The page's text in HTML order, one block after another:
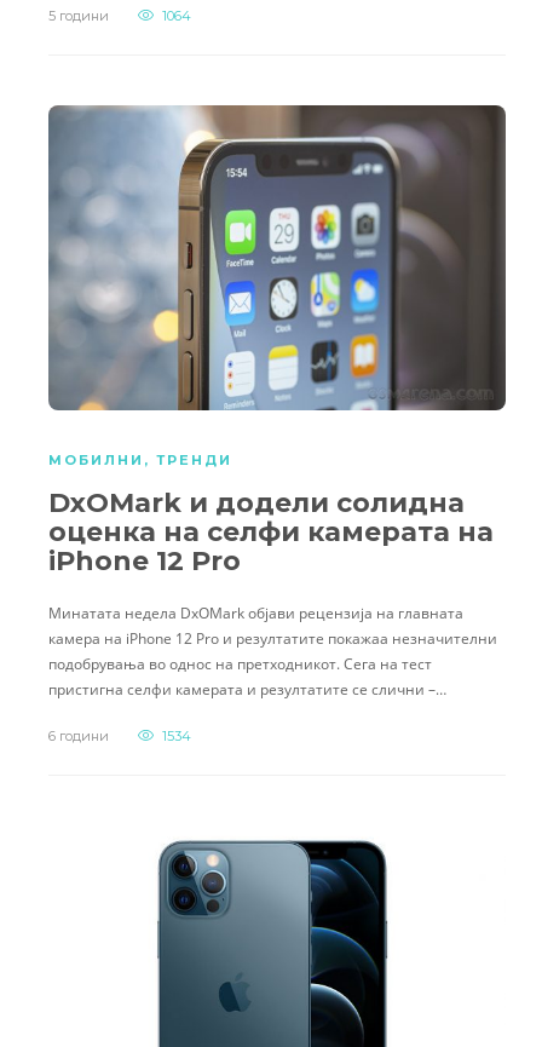
5 години 1064
МОБИЛНИ , ТРЕНДИ
DxOMark и додели солидна
оценка на селфи камерата на
iPhone 12 Pro
Минатата недела DxOMark објави рецензија на главната
камера на iPhone 12 Pro и резултатите покажаа незначителни
подобрувања во однос на претходникот. Сега на тест
пристигна селфи камерата и резултатите се слични –…
6 години 1534